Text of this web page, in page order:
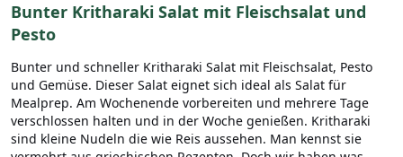
Bunter Kritharaki Salat mit Fleischsalat und
Pesto
Bunter und schneller Kritharaki Salat mit Fleischsalat, Pesto
und Gemüse. Dieser Salat eignet sich ideal als Salat für
Mealprep. Am Wochenende vorbereiten und mehrere Tage
verschlossen halten und in der Woche genießen. Kritharaki
sind kleine Nudeln die wie Reis aussehen. Man kennst sie